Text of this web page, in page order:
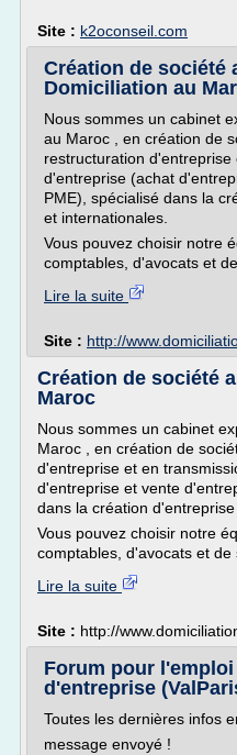
Site : k2oconseil.com
Création de société
Domiciliation au
Nous sommes un cabinet
au Maroc , en création de
restructuration d'entreprise
d'entreprise (achat
PME), spécialisé dans la
et internationales.
Vous pouvez choisir notre
comptables, d'avocats et
Lire la suite
Site : http://
Création de société
Maroc
Nous sommes un cabinet
Maroc , en création de
d'entreprise et en
d'entreprise et vente
dans la création
Vous pouvez choisir notre
comptables, d'avocats et de
Lire la suite
Site : http://
Forum pour
d'entreprise
Toutes les dernières infos
message envoyé !